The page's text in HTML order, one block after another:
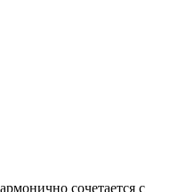
сочетается с